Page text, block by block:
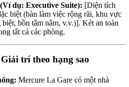
dụ: Executive Suite): [Diện tích
biệt (bàn làm việc rộng rãi, khu vực
bồn tắm nằm, v.v.)]. Két an toàn
tất cả các phòng.
trí theo hạng sao
Mercure La Gare có một nhà